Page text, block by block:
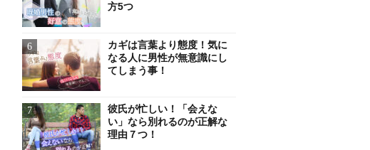
方5つ
カギは言葉より態度！気に
なる人に男性が無意識にし
てしまう事！
彼氏が忙しい！「会えな
い」なら別れるのが正解な
理由７つ！